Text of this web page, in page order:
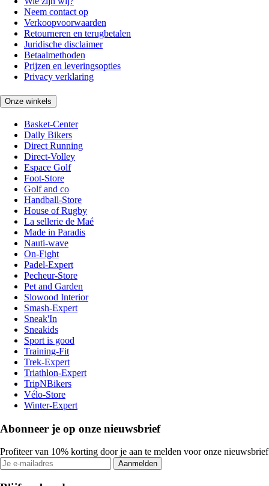
Neem contact op
Verkoopvoorwaarden
Retourneren en terugbetalen
Juridische disclaimer
Betaalmethoden
Prijzen en leveringsopties
Privacy verklaring
Onze winkels
Basket-Center
Daily Bikers
Direct Running
Direct-Volley
Espace Golf
Foot-Store
Golf and co
Handball-Store
House of Rugby
La sellerie de Maé
Made in Paradis
Nauti-wave
On-Fight
Padel-Expert
Pecheur-Store
Pet and Garden
Slowood Interior
Smash-Expert
Sneak'In
Sneakids
Sport is good
Training-Fit
Trek-Expert
Triathlon-Expert
TripNBikers
Vélo-Store
Winter-Expert
Abonneer je op onze nieuwsbrief
Profiteer van 10% korting door je aan te melden voor onze nieuwsbrief
Aanmelden